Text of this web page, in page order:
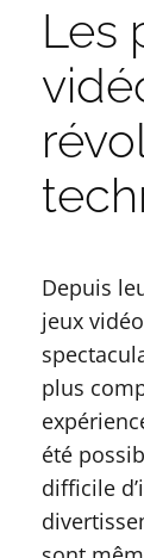
Les
Depuis
jeux
plus
été
difficile